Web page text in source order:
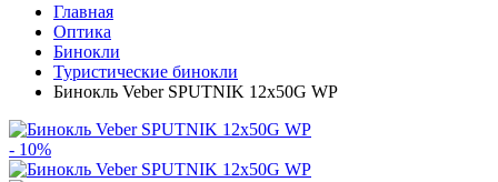
Главная
Оптика
Бинокли
Туристические бинокли
Бинокль Veber SPUTNIK 12х50G WP
- 10%